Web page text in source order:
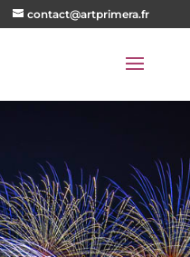
contact@artprimera.fr